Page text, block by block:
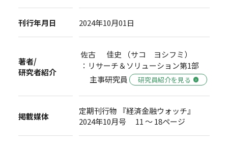
刊行年月日 2024年10月01日
著者/
研究者紹介
佐古 佳史 （サコ ヨシフミ）
：リサーチ＆ソリューション第1部
主事研究員
研究員紹介を見る
掲載媒体
定期刊行物 『経済金融ウォッチ』
2024年10月号 11 ～ 18ページ